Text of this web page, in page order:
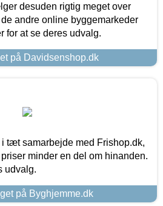
desuden rigtig meget over
andre online byggemarkeder
for at se deres udvalg.
på Davidsenshop.dk
tæt samarbejde med Frishop.dk,
minder en del om hinanden.
udvalg.
på Byghjemme.dk